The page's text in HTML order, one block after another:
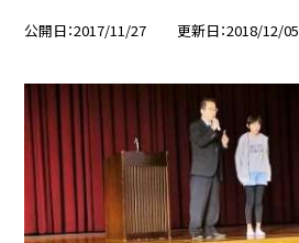
公開日 2017/11/27 更新日 2018/12/05